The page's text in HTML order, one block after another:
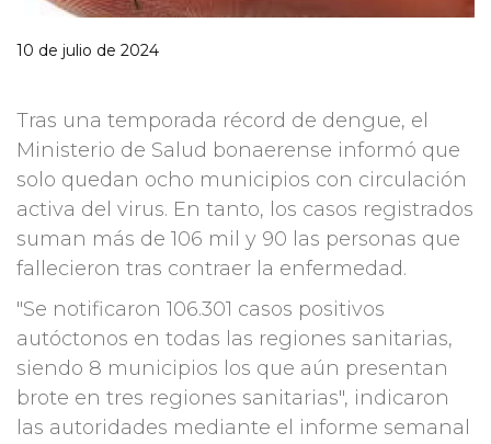
10 de julio de 2024
Tras una temporada récord de dengue, el
Ministerio de Salud bonaerense informó que
solo quedan ocho municipios con circulación
activa del virus. En tanto, los casos registrados
suman más de 106 mil y 90 las personas que
fallecieron tras contraer la enfermedad.
"Se notificaron 106.301 casos positivos
autóctonos en todas las regiones sanitarias,
siendo 8 municipios los que aún presentan
brote en tres regiones sanitarias", indicaron
las autoridades mediante el informe semanal